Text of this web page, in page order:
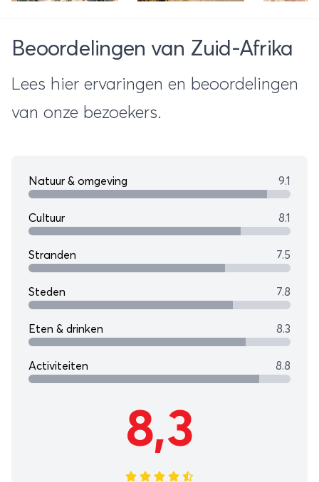
Beoordelingen van Zuid-Afrika
Lees hier ervaringen en beoordelingen
van onze bezoekers.
Natuur & omgeving 9.1
Cultuur 8.1
Stranden 7.5
Steden 7.8
Eten & drinken 8.3
Activiteiten 8.8
8,3